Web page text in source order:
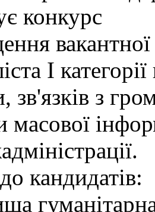
конкурс
І
зв'язків з
масової
кандидатів: